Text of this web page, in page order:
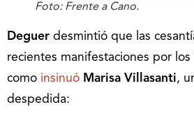
Foto: Frente a Cano.
Deguer desmintió que las
recientes manifestaciones por los
como insinuó Marisa Villasanti,
despedida: